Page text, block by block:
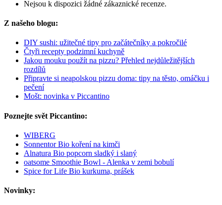
Nejsou k dispozici žádné zákaznické recenze.
Z našeho blogu:
DIY sushi: užitečné tipy pro začátečníky a pokročilé
Čtyři recepty podzimní kuchyně
Jakou mouku použít na pizzu? Přehled nejdůležitějších
rozdílů
Připravte si neapolskou pizzu doma: tipy na těsto, omáčku i
pečení
Mošt: novinka v Piccantino
Poznejte svět Piccantino:
WIBERG
Sonnentor Bio koření na kimči
Alnatura Bio popcorn sladký i slaný
oatsome Smoothie Bowl - Alenka v zemi bobulí
Spice for Life Bio kurkuma, prášek
Novinky: